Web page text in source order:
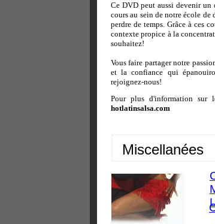
Ce DVD peut aussi devenir
cours au sein de notre école de
perdre de temps. Grâce à ces
contexte propice à la
souhaitez!
Vous faire partager notre
et la confiance qui
rejoignez-nous!
Pour plus d'information sur
hotlatinsalsa.com
Miscellanées